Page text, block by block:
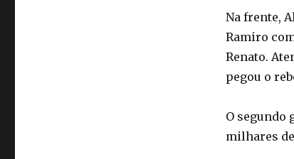
Na frente,
Ramiro
Renato.
pegou o
O segundo
milhares